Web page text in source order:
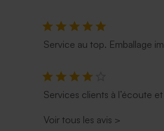
Service au top. Emballage
Services clients à l’écoute
Voir tous les avis >